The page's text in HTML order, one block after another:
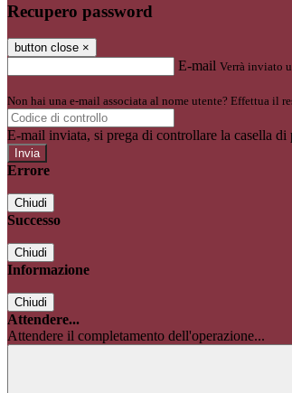
Recupero password
button close ×
E-mail Verrà inviato
Non hai una e-mail associata al nome utente? Effettua il
E-mail inviata, si prega di controllare la casella di
Errore
Chiudi
Successo
Chiudi
Informazione
Chiudi
Attendere...
Attendere il completamento dell'operazione...